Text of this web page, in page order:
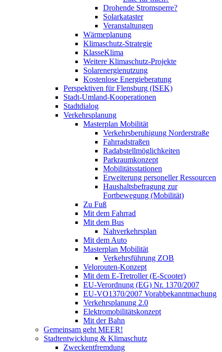
Drohende Stromsperre?
Solarkataster
Veranstaltungen
Wärmeplanung
Klimaschutz-Strategie
KlasseKlima
Weitere Klimaschutz-Projekte
Solarenergienutzung
Kostenlose Energieberatung
Perspektiven für Flensburg (ISEK)
Stadt-Umland-Kooperationen
Stadtdialog
Verkehrsplanung
Masterplan Mobilität
Verkehrsberuhigung Norderstraße
Fahrradstraßen
Radabstellmöglichkeiten
Parkraumkonzept
Mobilitätsstationen
Erweiterung personeller Ressourcen
Haushaltsbefragung zur
Fortbewegung (Mobilität)
Zu Fuß
Mit dem Fahrrad
Mit dem Bus
Nahverkehrsplan
Mit dem Auto
Masterplan Mobilität
Verkehrsführung ZOB
Velorouten-Konzept
Mit dem E-Tretroller (E-Scooter)
EU-Verordnung (EG) Nr. 1370/2007
EU-VO1370/2007 Vorabbekanntmachung
Verkehrsplanung 2.0
Elektromobilitätskonzept
Mit der Bahn
Gemeinsam geht MEER!
Stadtentwicklung & Klimaschutz
Zweckentfremdung